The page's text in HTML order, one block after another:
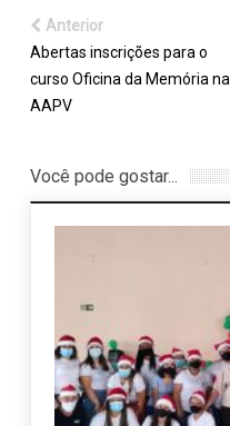
Anterior
Abertas inscrições para o
curso Oficina da Memória na
AAPV
Você pode gostar...